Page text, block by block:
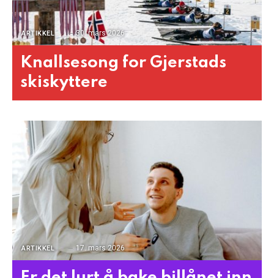
ARTIKKEL 30. mars 2026
Knallsesong for Gjerstads
skiskyttere
ARTIKKEL 17. mars 2026